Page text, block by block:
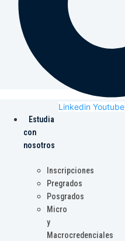
Linkedin Youtube
Estudia
con
nosotros
Inscripciones
Pregrados
Posgrados
Micro
y
Macrocredenciales